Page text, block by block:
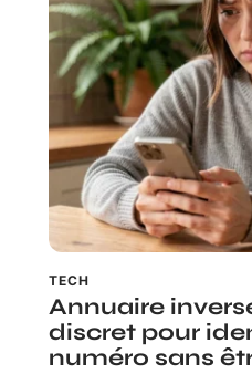
TECH
Annuaire
discret pour
numéro sans